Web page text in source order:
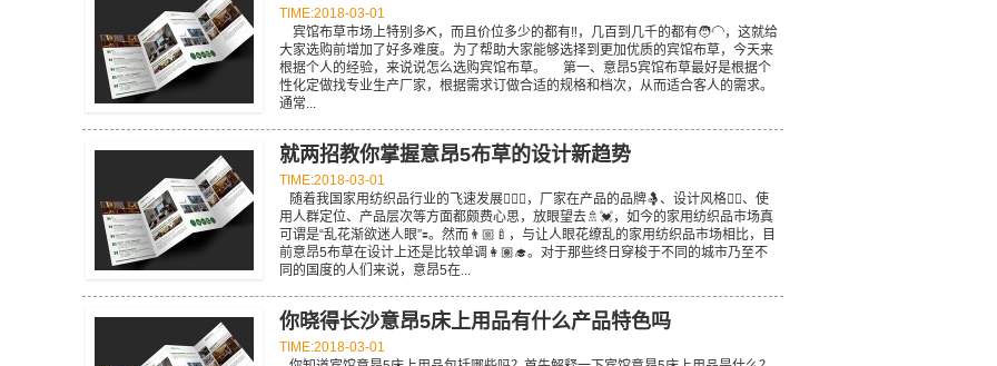
TIME:2018-03-01
宾馆布草市场上特别多⛏，而且价位多少的都有‼️，几百到几千的都有🧑‍🦲，这就给
大家选购前增加了好多难度。为了帮助大家能够选择到更加优质的宾馆布草，今天来
根据个人的经验，来说说怎么选购宾馆布草。 第一、意昂5宾馆布草最好是根据个
性化定做找专业生产厂家，根据需求订做合适的规格和档次，从而适合客人的需求。
通常...
就两招教你掌握意昂5布草的设计新趋势
TIME:2018-03-01
随着我国家用纺织品行业的飞速发展🙎🏻‍♀️，厂家在产品的品牌🤱、设计风格👷‍♀️、使
用人群定位、产品层次等方面都颇费心思，放眼望去🚿💓，如今的家用纺织品市场真
可谓是“乱花渐欲迷人眼”🟰。然而👨🏼‍🍼，与让人眼花缭乱的家用纺织品市场相比，目
前意昂5布草在设计上还是比较单调👩🏽‍🎓。对于那些终日穿梭于不同的城市乃至不
同的国度的人们来说，意昂5在...
你晓得长沙意昂5床上用品有什么产品特色吗
TIME:2018-03-01